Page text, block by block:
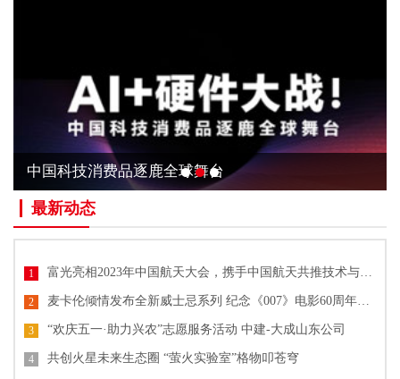
中国科技消费品逐鹿全球舞台
最新动态
1
2
3 “欢庆五一·助力兴农”志愿服务活动 中建-大成山东公司
4 共创火星未来生态圈 “萤火实验室”格物叩苍穹